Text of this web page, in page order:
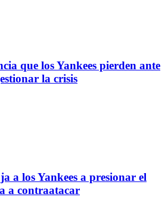
que los Yankees pierden ante
la crisis
a los Yankees a presionar el
a contraatacar